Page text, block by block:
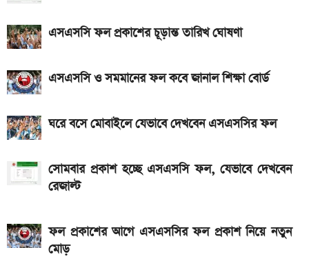
একটু পর শুরু, চেলসি ও জুভেন্টাস ম্যাচ; লাইভ দেখুন এখানে
এসএসসি ও সমমানের ফল কবে জানাল শিক্ষা বোর্ড
গ্যাসের দাম নিয়ে সুখবর, যা জানাল পেট্রোবাংলা
আসছে টানা ৫ দিনের বৃষ্টি!
এসএসসি ফল প্রকাশের চূড়ান্ত তারিখ ঘোষণা
এসএসসি ও সমমানের ফল কবে জানাল শিক্ষা বোর্ড
ঘরে বসে মোবাইলে যেভাবে দেখবেন এসএসসির ফল
সোমবার প্রকাশ হচ্ছে এসএসসি ফল, যেভাবে দেখবেন
রেজাল্ট
ফল প্রকাশের আগে এসএসসির ফল প্রকাশ নিয়ে নতুন
মোড়